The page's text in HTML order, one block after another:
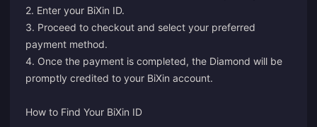
2. Enter your BiXin ID.
3. Proceed to checkout and select your preferred
payment method.
4. Once the payment is completed, the Diamond will be
promptly credited to your BiXin account.
How to Find Your BiXin ID